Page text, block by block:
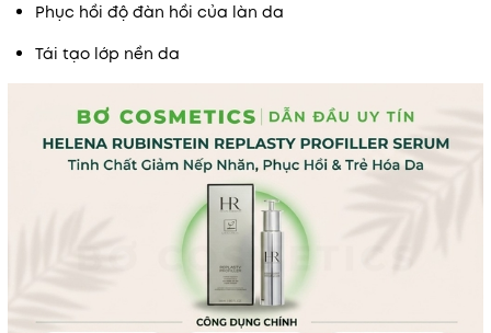
Phục hồi độ đàn hồi của làn da
Tái tạo lớp nền da